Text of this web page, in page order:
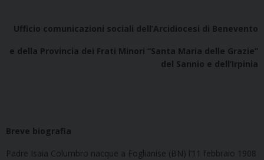
Ufficio comunicazioni sociali dell’Arcidiocesi di Benevento
e della Provincia dei Frati Minori “Santa Maria delle Grazie”
del Sannio e dell’Irpinia
Breve biografia
Padre Isaia Columbro nacque a Foglianise (BN) l’11 febbraio 1908